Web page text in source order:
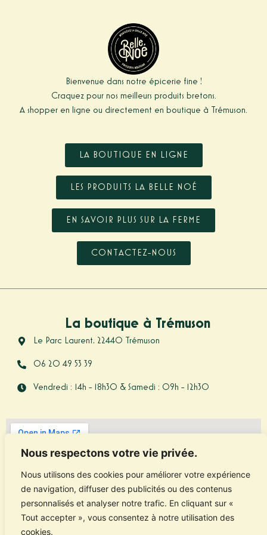
Nous respectons votre vie privée.
Nous utilisons des cookies pour améliorer votre expérience
de navigation, diffuser des publicités ou des contenus
personnalisés et analyser notre trafic. En cliquant sur «
Tout accepter », vous consentez à notre utilisation des
cookies.
Bienvenue dans notre épicerie fine !
Craquez pour nos meilleurs produits bretons.
A shopper en ligne ou directement en boutique à Trémuson.
LA BOUTIQUE EN LIGNE
LES PRODUITS LA BELLE NOÉ
EN SAVOIR PLUS SUR LA FERME
CONTACTEZ-NOUS
La boutique à Trémuson
Le Parc Laurent, 22440 Trémuson
06 20 49 53 39
Vendredi : 14h - 18h30 & Samedi : 09h - 12h30